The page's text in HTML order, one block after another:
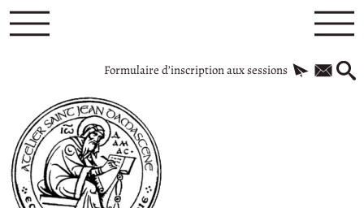
Formulaire d’inscription aux sessions